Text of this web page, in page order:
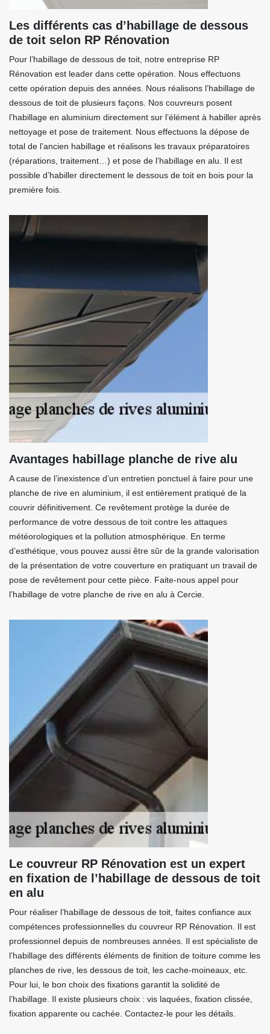
Les différents cas d’habillage de dessous
de toit selon RP Rénovation
Pour l’habillage de dessous de toit, notre entreprise RP
Rénovation est leader dans cette opération. Nous effectuons
cette opération depuis des années. Nous réalisons l’habillage de
dessous de toit de plusieurs façons. Nos couvreurs posent
l’habillage en aluminium directement sur l’élément à habiller après
nettoyage et pose de traitement. Nous effectuons la dépose de
total de l’ancien habillage et réalisons les travaux préparatoires
(réparations, traitement…) et pose de l’habillage en alu. Il est
possible d’habiller directement le dessous de toit en bois pour la
première fois.
Avantages habillage planche de rive alu
A cause de l’inexistence d’un entretien ponctuel à faire pour une
planche de rive en aluminium, il est entièrement pratiqué de la
couvrir définitivement. Ce revêtement protège la durée de
performance de votre dessous de toit contre les attaques
météorologiques et la pollution atmosphérique. En terme
d’esthétique, vous pouvez aussi être sûr de la grande valorisation
de la présentation de votre couverture en pratiquant un travail de
pose de revêtement pour cette pièce. Faite-nous appel pour
l’habillage de votre planche de rive en alu à Cercie.
Le couvreur RP Rénovation est un expert
en fixation de l’habillage de dessous de toit
en alu
Pour réaliser l’habillage de dessous de toit, faites confiance aux
compétences professionnelles du couvreur RP Rénovation. Il est
professionnel depuis de nombreuses années. Il est spécialiste de
l’habillage des différents éléments de finition de toiture comme les
planches de rive, les dessous de toit, les cache-moineaux, etc.
Pour lui, le bon choix des fixations garantit la solidité de
l’habillage. Il existe plusieurs choix : vis laquées, fixation clissée,
fixation apparente ou cachée. Contactez-le pour les détails.